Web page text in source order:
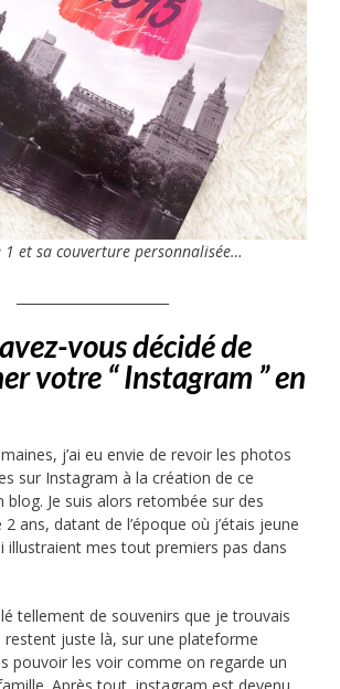
1 et sa couverture personnalisée…
vous décidé de
votre “​ Instagram​ ” en
j’ai eu envie de revoir les photos
sur Instagram à la création de ce
Je suis alors retombée sur des
ans, datant de l’époque où j’étais jeune
illustraient mes tout premiers pas dans
tellement de souvenirs que je trouvais
restent juste là, sur une plateforme
pouvoir les voir comme on regarde un